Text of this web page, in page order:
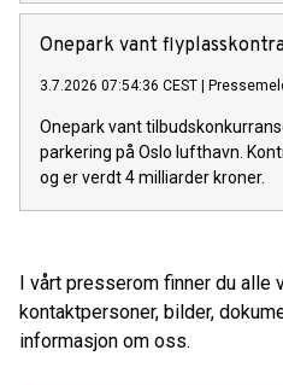
Onepark vant
3.7.2026 07:54:36 CEST
Onepark vant
parkering på Oslo lufthavn.
og er verdt 4 milliarder kroner.
I vårt presserom finner du alle
kontaktpersoner, bilder,
informasjon om oss.